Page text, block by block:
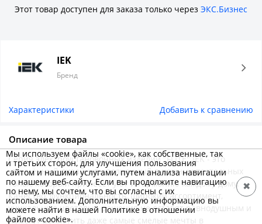
Этот товар доступен для заказа только через ЭКС.Бизнес
IEK
Бренд
Характеристики Добавить к сравнению
Описание товара
Серия электроустановочных изделий "FLITE" IEK - это
утончённый дизайн, выполненный в нежных пастельных
тонах, который принесёт уют и гармонию каждому дому.
Качество, функциональность, широкий ассортимент,
уникальные цветовые решения не оставят равнодушным и
помогут воплотить даже самые смелые мечты в
Мы используем файлы «cookie», как собственные, так
и третьих сторон, для улучшения пользования
сайтом и нашими услугами, путем анализа навигации
по нашему веб-сайту. Если вы продолжите навигацию
по нему, мы сочтем, что вы согласны с их
использованием. Дополнительную информацию вы
можете найти в нашей Политике в отношении
файлов «cookie».
✖